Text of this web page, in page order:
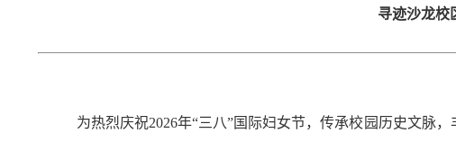
寻迹沙龙
为热烈庆祝2026年“三八”国际妇女节，传承校园历史文脉